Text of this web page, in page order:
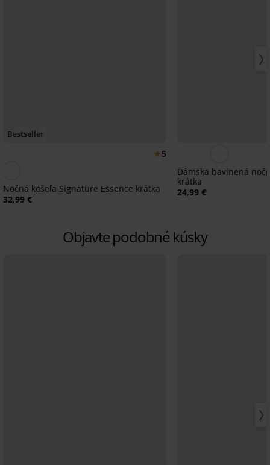
Bestseller
5
Nočná košeľa Signature Essence krátka
32,99 €
Dámska bavlnená
krátka
24,99 €
Objavte podobné kúsky